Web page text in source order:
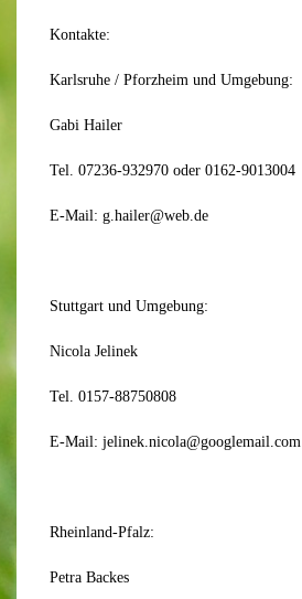
Kontakte:
Karlsruhe / Pforzheim und Umgebung:
Gabi Hailer
Tel. 07236-932970 oder 0162-9013004
E-Mail: g.hailer@web.de
Stuttgart und Umgebung:
Nicola Jelinek
Tel. 0157-88750808
E-Mail: jelinek.nicola@googlemail.com
Rheinland-Pfalz:
Petra Backes